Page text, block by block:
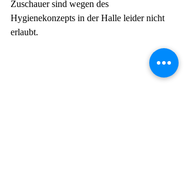
Zuschauer sind wegen des
Hygienekonzepts in der Halle leider nicht
erlaubt.